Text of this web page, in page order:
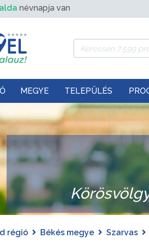
névnapja van
MEGYE TELEPÜLÉS
régió Békés megye Szarvas